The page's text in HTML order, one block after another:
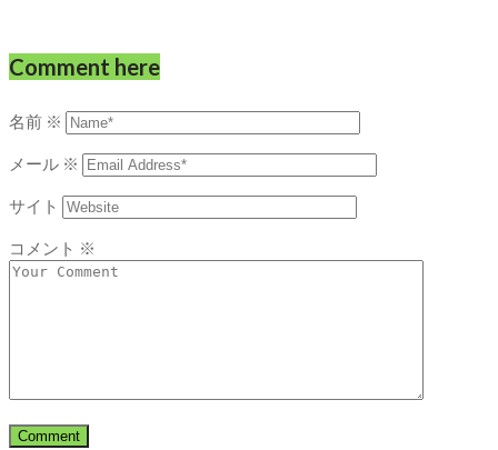
Comment here
名前 ※
メール ※
サイト
コメント ※